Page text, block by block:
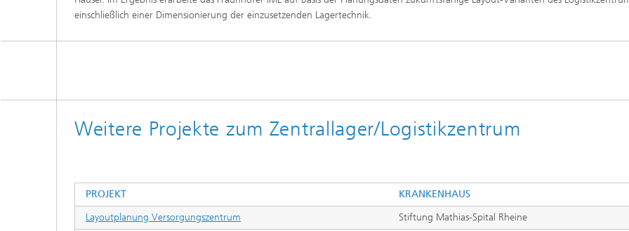
einschließlich einer Dimensionierung der einzusetzenden Lagertechnik.
Weitere Projekte zum Zentrallager/Logistikzentrum
PROJEKT
KRANKENHAUS
Layoutplanung Versorgungszentrum
Stiftung Mathias-Spital Rheine